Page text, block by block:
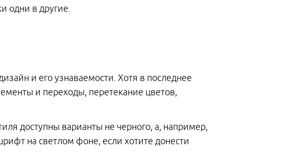
одни в другие.
и его узнаваемости. Хотя в последнее
и переходы, перетекание цветов,
доступны варианты не черного, а, например,
на светлом фоне, если хотите донести